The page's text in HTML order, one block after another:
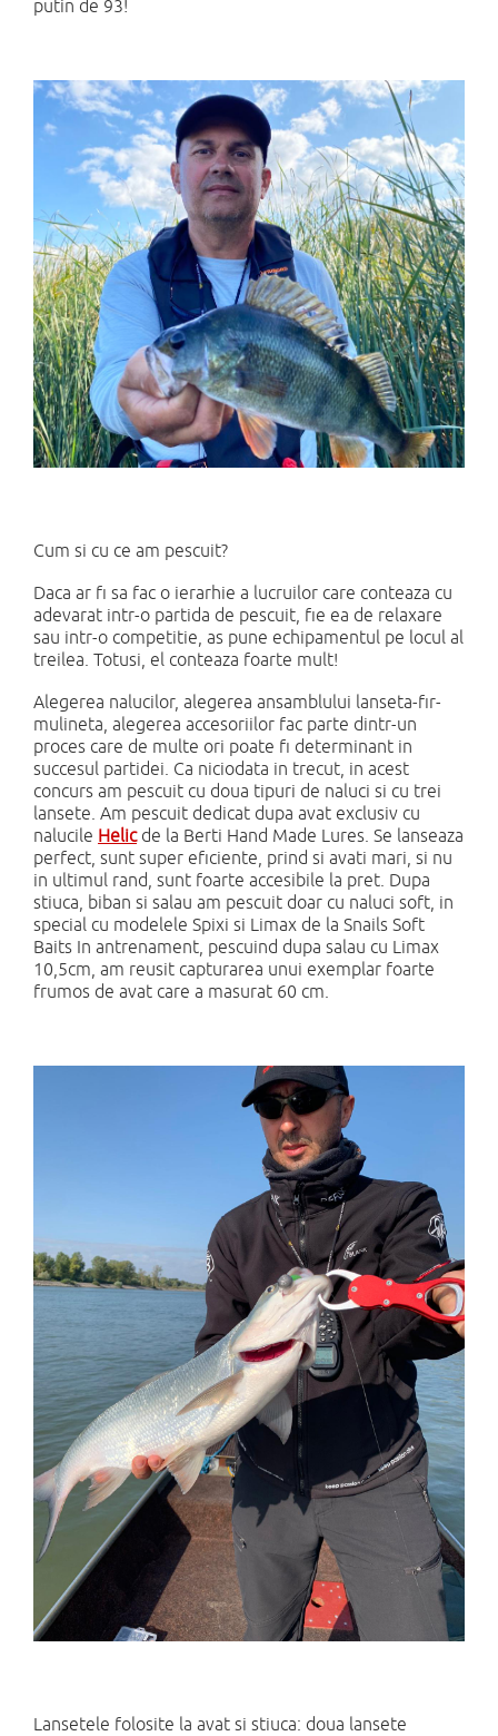
putin de 93!
Cum si cu ce am pescuit?
Daca ar fi sa fac o ierarhie a lucruilor care conteaza cu
adevarat intr-o partida de pescuit, fie ea de relaxare
sau intr-o competitie, as pune echipamentul pe locul al
treilea. Totusi, el conteaza foarte mult!
Alegerea nalucilor, alegerea ansamblului lanseta-fir-
mulineta, alegerea accesoriilor fac parte dintr-un
proces care de multe ori poate fi determinant in
succesul partidei. Ca niciodata in trecut, in acest
concurs am pescuit cu doua tipuri de naluci si cu trei
lansete. Am pescuit dedicat dupa avat exclusiv cu
nalucile Helicde la Berti Hand Made Lures. Se lanseaza
perfect, sunt super eficiente, prind si avati mari, si nu
in ultimul rand, sunt foarte accesibile la pret. Dupa
stiuca, biban si salau am pescuit doar cu naluci soft, in
special cu modelele Spixi si Limax de la Snails Soft
Baits In antrenament, pescuind dupa salau cu Limax
10,5cm, am reusit capturarea unui exemplar foarte
frumos de avat care a masurat 60 cm.
Lansetele folosite la avat si stiuca: doua lansete